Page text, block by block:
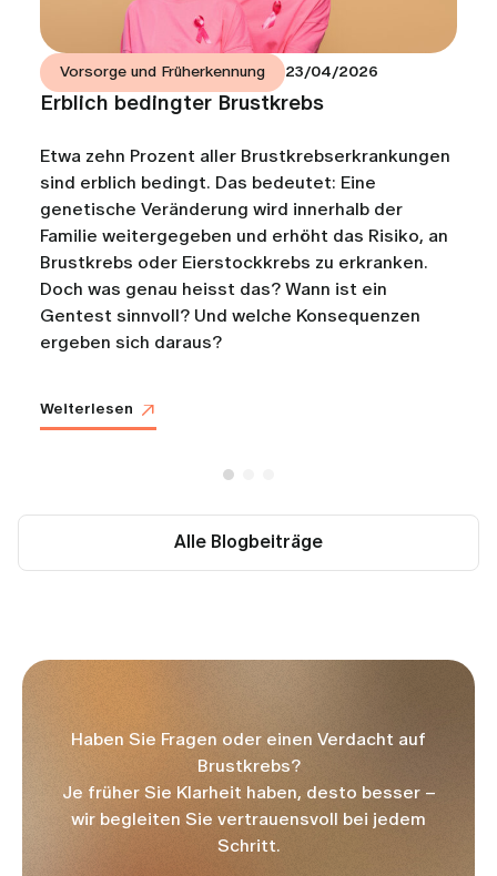
Vorsorge und Früherkennung 23/04/2026
Erblich bedingter Brustkrebs
Etwa zehn Prozent aller Brustkrebserkrankungen
sind erblich bedingt. Das bedeutet: Eine
genetische Veränderung wird innerhalb der
Familie weitergegeben und erhöht das Risiko, an
Brustkrebs oder Eierstockkrebs zu erkranken.
Doch was genau heisst das? Wann ist ein
Gentest sinnvoll? Und welche Konsequenzen
ergeben sich daraus?
Weiterlesen
Alle Blogbeiträge
Haben Sie Fragen oder einen Verdacht auf
Brustkrebs?
Je früher Sie Klarheit haben, desto besser –
wir begleiten Sie vertrauensvoll bei jedem
Schritt.